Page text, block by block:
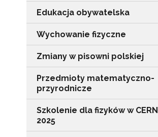
Edukacja obywatelska
Wychowanie fizyczne
Zmiany w pisowni polskiej
Przedmioty matematyczno-
przyrodnicze
Szkolenie dla fizyków w CERN
2025